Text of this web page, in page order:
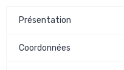
Présentation
Coordonnées